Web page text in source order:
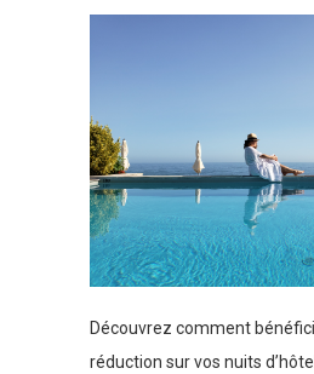
Découvrez comment
réduction sur vos nuits